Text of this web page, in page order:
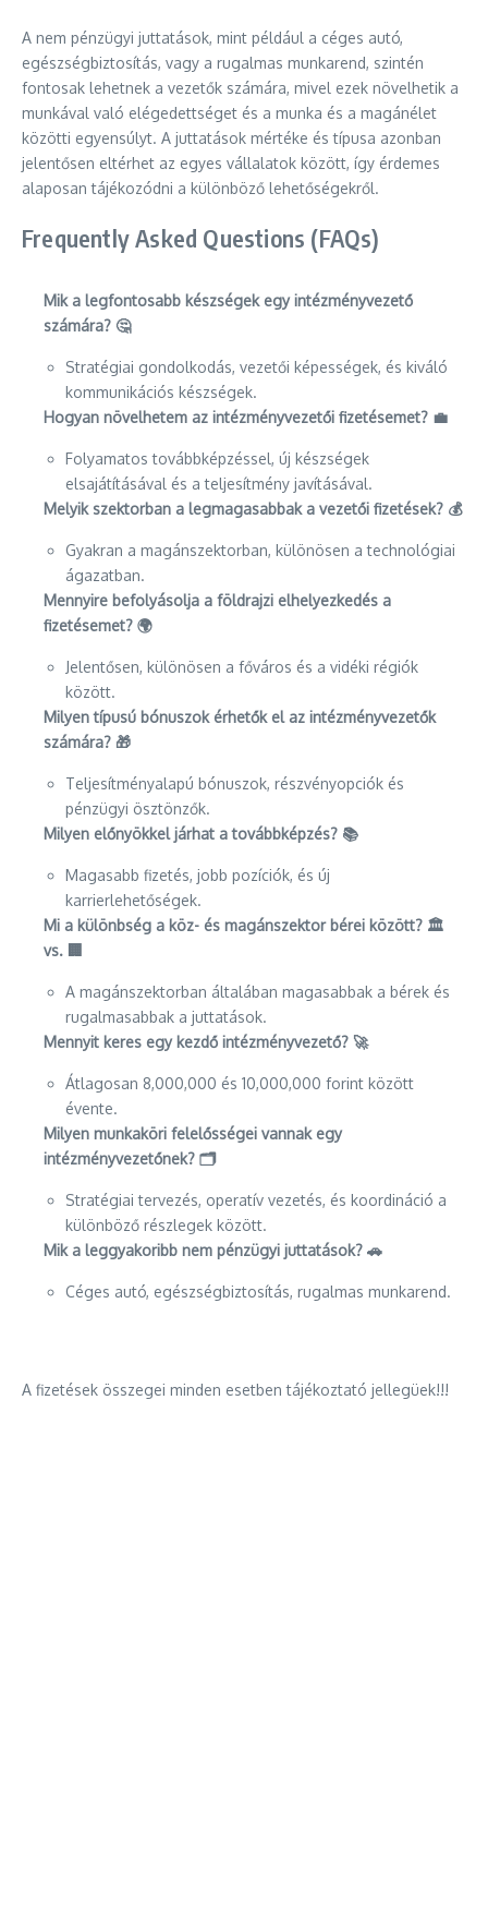
A nem pénzügyi juttatások, mint például a céges autó,
egészségbiztosítás, vagy a rugalmas munkarend, szintén
fontosak lehetnek a vezetők számára, mivel ezek növelhetik a
munkával való elégedettséget és a munka és a magánélet
közötti egyensúlyt. A juttatások mértéke és típusa azonban
jelentősen eltérhet az egyes vállalatok között, így érdemes
alaposan tájékozódni a különböző lehetőségekről.
Frequently Asked Questions (FAQs)
Mik a legfontosabb készségek egy intézményvezető
számára? 🤔
Stratégiai gondolkodás, vezetői képességek, és kiváló
kommunikációs készségek.
Hogyan növelhetem az intézményvezetői fizetésemet? 💼
Folyamatos továbbképzéssel, új készségek
elsajátításával és a teljesítmény javításával.
Melyik szektorban a legmagasabbak a vezetői fizetések? 💰
Gyakran a magánszektorban, különösen a technológiai
ágazatban.
Mennyire befolyásolja a földrajzi elhelyezkedés a
fizetésemet? 🌍
Jelentősen, különösen a főváros és a vidéki régiók
között.
Milyen típusú bónuszok érhetők el az intézményvezetők
számára? 🎁
Teljesítményalapú bónuszok, részvényopciók és
pénzügyi ösztönzők.
Milyen előnyökkel járhat a továbbképzés? 📚
Magasabb fizetés, jobb pozíciók, és új
karrierlehetőségek.
Mi a különbség a köz- és magánszektor bérei között? 🏛️
vs. 🏢
A magánszektorban általában magasabbak a bérek és
rugalmasabbak a juttatások.
Mennyit keres egy kezdő intézményvezető? 🚀
Átlagosan 8,000,000 és 10,000,000 forint között
évente.
Milyen munkaköri felelősségei vannak egy
intézményvezetőnek? 🗂️
Stratégiai tervezés, operatív vezetés, és koordináció a
különböző részlegek között.
Mik a leggyakoribb nem pénzügyi juttatások? 🚗
Céges autó, egészségbiztosítás, rugalmas munkarend.
A fizetések összegei minden esetben tájékoztató jellegüek!!!